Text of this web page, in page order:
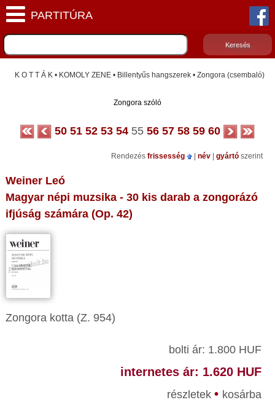
K O T T Á K • KOMOLY ZENE • Billentyűs hangszerek • Zongora (csembaló)
Zongora szóló
50 51 52 53 54 55 56 57 58 59 60
Rendezés frissesség név gyártó szerint
Weiner Leó
Magyar népi muzsika - 30 kis darab a zongorázó
ifjúság számára (Op. 42)
Zongora kotta (Z. 954)
bolti ár: 1.800 HUF
internetes ár: 1.620 HUF
részletek • kosárba